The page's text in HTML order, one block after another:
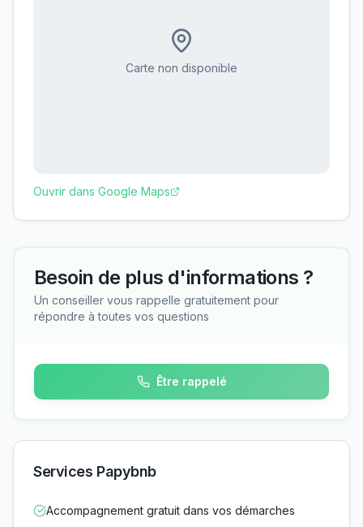
Carte non disponible
Ouvrir dans Google Maps
Besoin de plus d'informations ?
Un conseiller vous rappelle gratuitement pour
répondre à toutes vos questions
Être rappelé
Services Papybnb
Accompagnement gratuit dans vos démarches